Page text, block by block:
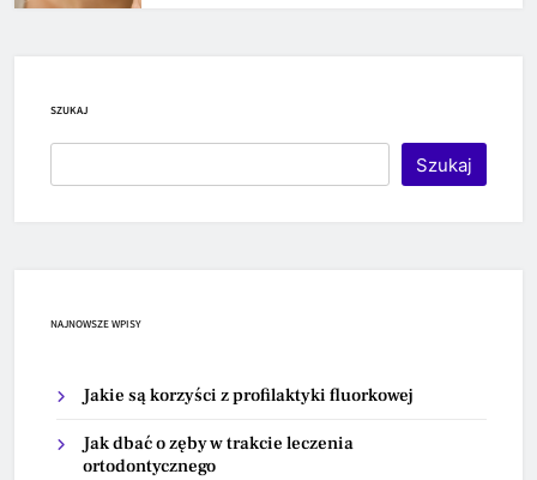
SZUKAJ
Szukaj
NAJNOWSZE WPISY
Jakie są korzyści z profilaktyki fluorkowej
Jak dbać o zęby w trakcie leczenia
ortodontycznego